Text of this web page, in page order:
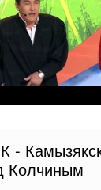
-
Колчиным